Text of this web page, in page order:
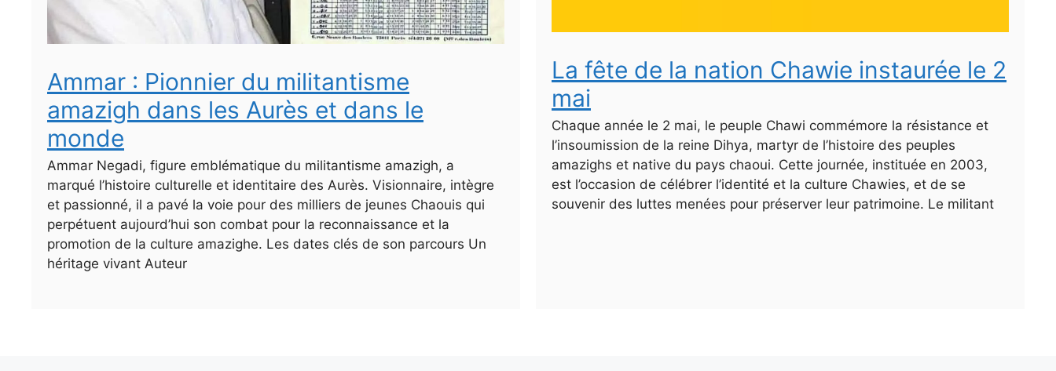
Ammar : Pionnier du militantisme
amazigh dans les Aurès et dans le
monde
Ammar Negadi, figure emblématique du militantisme amazigh, a
marqué l’histoire culturelle et identitaire des Aurès. Visionnaire, intègre
et passionné, il a pavé la voie pour des milliers de jeunes Chaouis qui
perpétuent aujourd’hui son combat pour la reconnaissance et la
promotion de la culture amazighe. Les dates clés de son parcours Un
héritage vivant Auteur
La fête de la nation Chawie instaurée le 2
mai
Chaque année le 2 mai, le peuple Chawi commémore la résistance et
l’insoumission de la reine Dihya, martyr de l’histoire des peuples
amazighs et native du pays chaoui. Cette journée, instituée en 2003,
est l’occasion de célébrer l’identité et la culture Chawies, et de se
souvenir des luttes menées pour préserver leur patrimoine. Le militant